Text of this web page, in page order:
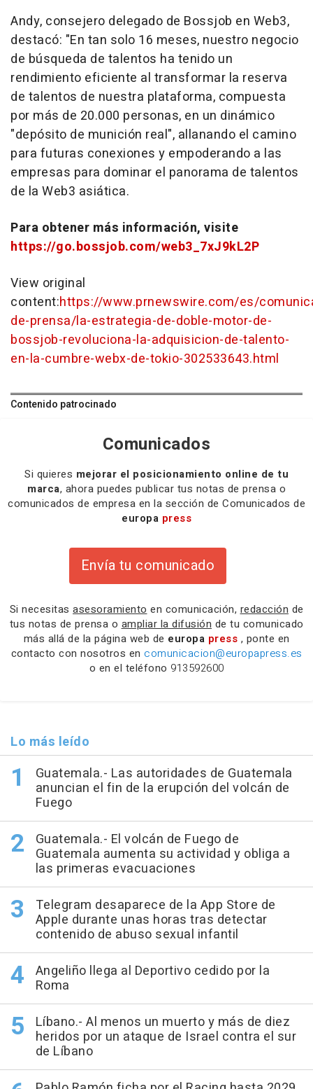
Andy, consejero delegado de Bossjob en Web3,
destacó: "En tan solo 16 meses, nuestro negocio
de búsqueda de talentos ha tenido un
rendimiento eficiente al transformar la reserva
de talentos de nuestra plataforma, compuesta
por más de 20.000 personas, en un dinámico
"depósito de munición real", allanando el camino
para futuras conexiones y empoderando a las
empresas para dominar el panorama de talentos
de la Web3 asiática.
Para obtener más información, visite
https://go.bossjob.com/web3_7xJ9kL2P
View original
content:https://www.prnewswire.com/es/
de-prensa/la-estrategia-de-doble-motor-de-
bossjob-revoluciona-la-adquisicion-de-talento-
en-la-cumbre-webx-de-tokio-302533643.html
Contenido patrocinado
Comunicados
Si quieres mejorar el posicionamiento online de tu
marca, ahora puedes publicar tus notas de prensa o
comunicados de empresa en la sección de Comunicados de
europa press
Envía tu comunicado
Si necesitas asesoramiento en comunicación, redacción de
tus notas de prensa o ampliar la difusión de tu comunicado
más allá de la página web de europa press , ponte en
contacto con nosotros en comunicacion@europapress.es
o en el teléfono 913592600
Lo más leído
Guatemala.- Las autoridades de Guatemala
anuncian el fin de la erupción del volcán de
Fuego
Guatemala.- El volcán de Fuego de
Guatemala aumenta su actividad y obliga a
las primeras evacuaciones
Telegram desaparece de la App Store de
Apple durante unas horas tras detectar
contenido de abuso sexual infantil
Angeliño llega al Deportivo cedido por la
Roma
Líbano.- Al menos un muerto y más de diez
heridos por un ataque de Israel contra el sur
de Líbano